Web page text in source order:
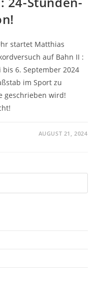
startet Matthias
auf Bahn II :
6. September 2024
im Sport zu
geschrieben wird!
AUGUST 21, 2024